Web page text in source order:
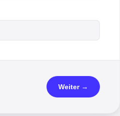
Weiter →